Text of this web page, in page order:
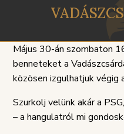
Május 30-án szombaton
benneteket a
közösen izgulhatjuk végig
Szurkolj velünk akár a
– a hangulatról mi